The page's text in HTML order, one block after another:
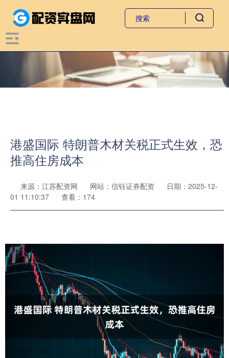
港盛国际 特朗普木材关税正式生效，恐
推高住房成本
来源：江苏配资网 网站：信钰证券配资
日期：2025-12-
01 11:10:37
查看：174